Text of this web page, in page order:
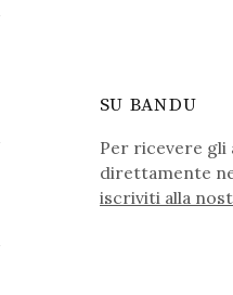
SU BANDU
Per ricevere
direttamente
iscriviti alla